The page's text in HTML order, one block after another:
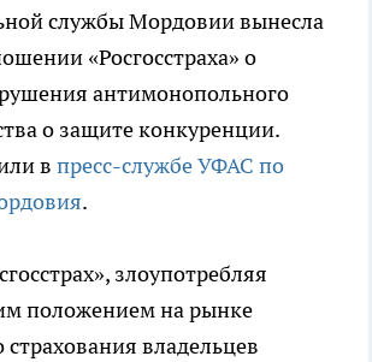
службы Мордовии вынесла
«Росгосстраха» о
антимонопольного
о защите конкуренции.
в пресс-службе УФАС по
.
злоупотребляя
положением на рынке
страхования владельцев